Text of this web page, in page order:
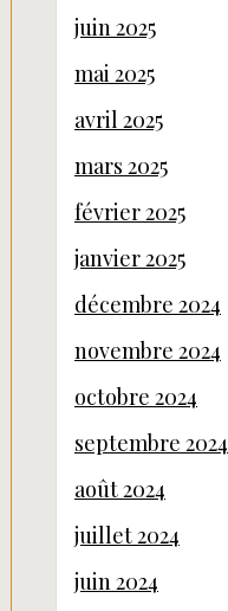
juin 2025
mai 2025
avril 2025
mars 2025
février 2025
janvier 2025
décembre 2024
novembre 2024
octobre 2024
septembre 2024
août 2024
juillet 2024
juin 2024